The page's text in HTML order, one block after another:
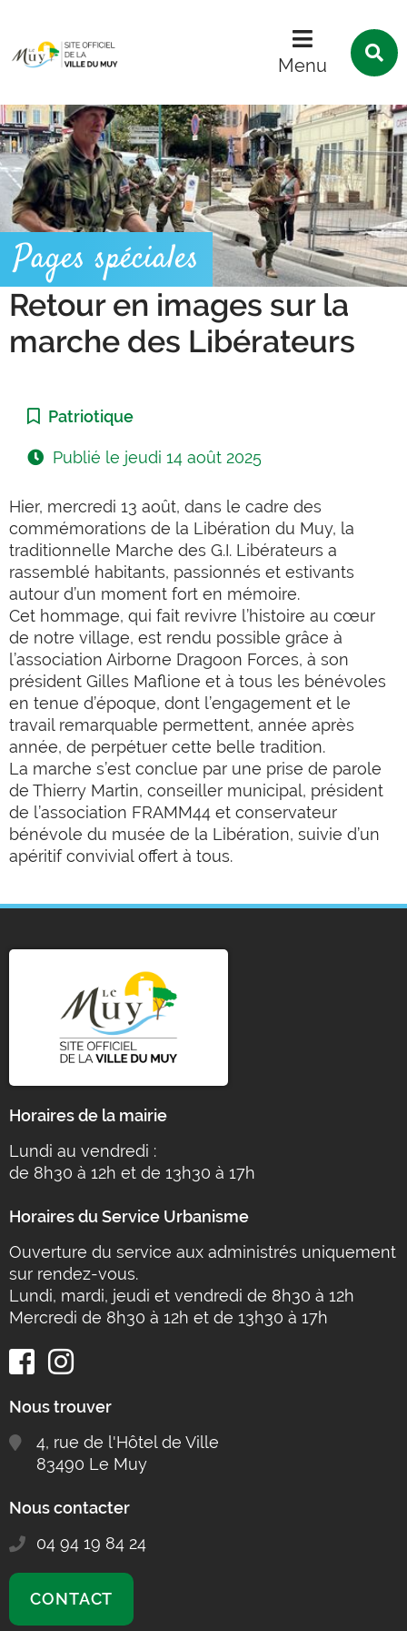
Menu
Pages spéciales
Retour en images sur la
marche des Libérateurs
Catégorie :
Patriotique
Publié le jeudi 14 août 2025
Hier, mercredi 13 août, dans le cadre des
commémorations de la Libération du Muy, la
traditionnelle Marche des G.I. Libérateurs a
rassemblé habitants, passionnés et estivants
autour d’un moment fort en mémoire.
Cet hommage, qui fait revivre l’histoire au cœur
de notre village, est rendu possible grâce à
l’association Airborne Dragoon Forces, à son
président Gilles Maflione et à tous les bénévoles
en tenue d’époque, dont l’engagement et le
travail remarquable permettent, année après
année, de perpétuer cette belle tradition.
La marche s’est conclue par une prise de parole
de Thierry Martin, conseiller municipal, président
de l’association FRAMM44 et conservateur
bénévole du musée de la Libération, suivie d’un
apéritif convivial offert à tous.
Horaires de la mairie
Lundi au vendredi :
de 8h30 à 12h et de 13h30 à 17h
Horaires du Service Urbanisme
Ouverture du service aux administrés uniquement
sur rendez-vous.
Lundi, mardi, jeudi et vendredi de 8h30 à 12h
Mercredi de 8h30 à 12h et de 13h30 à 17h
Nous trouver
4, rue de l'Hôtel de Ville
83490 Le Muy
Nous contacter
04 94 19 84 24
CONTACT